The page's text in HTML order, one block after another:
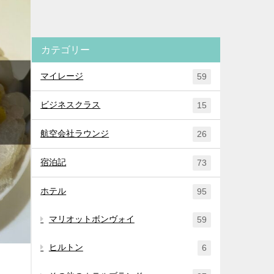
カテゴリー
マイレージ 59
ビジネスクラス 15
航空会社ラウンジ 26
宿泊記 73
ホテル 95
マリオットボンヴォイ 59
ヒルトン 6